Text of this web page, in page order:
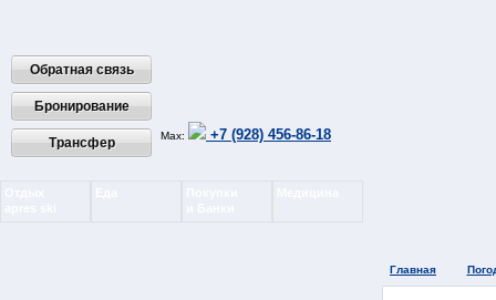
Обратная связь
Бронирование
Трансфер Max: +7 (928) 456-86-18
Главная